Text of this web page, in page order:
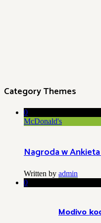
Category Themes
0
McDonald's
Nagroda w
Written by admin
0
Modivo